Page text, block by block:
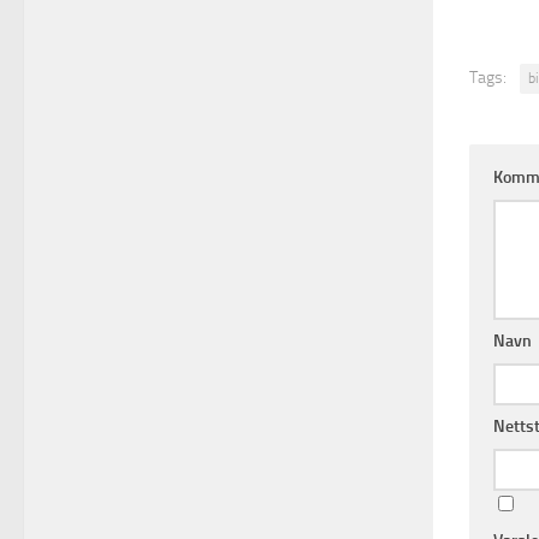
Tags:
Navn